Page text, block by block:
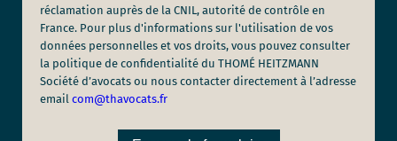
réclamation auprès de la CNIL, autorité de contrôle en
France. Pour plus d'informations sur l'utilisation de vos
données personnelles et vos droits, vous pouvez consulter
la politique de confidentialité du THOMÉ HEITZMANN
Société d’avocats ou nous contacter directement à l’adresse
email com@thavocats.fr